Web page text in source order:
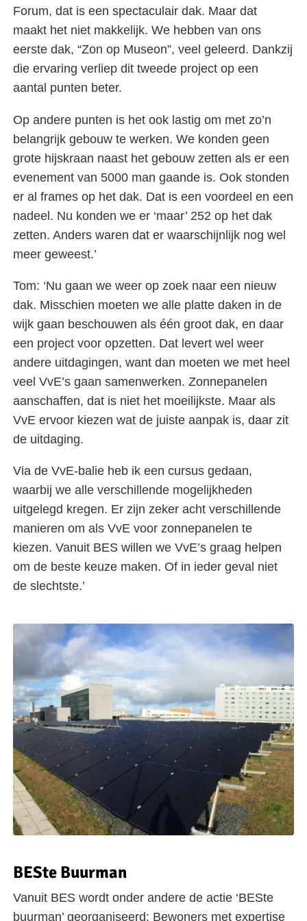
Forum, dat is een spectaculair dak. Maar dat
maakt het niet makkelijk. We hebben van ons
eerste dak, “Zon op Museon”, veel geleerd. Dankzij
die ervaring verliep dit tweede project op een
aantal punten beter.
Op andere punten is het ook lastig om met zo’n
belangrijk gebouw te werken. We konden geen
grote hijskraan naast het gebouw zetten als er een
evenement van 5000 man gaande is. Ook stonden
er al frames op het dak. Dat is een voordeel en een
nadeel. Nu konden we er ‘maar’ 252 op het dak
zetten. Anders waren dat er waarschijnlijk nog wel
meer geweest.’
Tom: ‘Nu gaan we weer op zoek naar een nieuw
dak. Misschien moeten we alle platte daken in de
wijk gaan beschouwen als één groot dak, en daar
een project voor opzetten. Dat levert wel weer
andere uitdagingen, want dan moeten we met heel
veel VvE’s gaan samenwerken. Zonnepanelen
aanschaffen, dat is niet het moeilijkste. Maar als
VvE ervoor kiezen wat de juiste aanpak is, daar zit
de uitdaging.
Via de VvE-balie heb ik een cursus gedaan,
waarbij we alle verschillende mogelijkheden
uitgelegd kregen. Er zijn zeker acht verschillende
manieren om als VvE voor zonnepanelen te
kiezen. Vanuit BES willen we VvE’s graag helpen
om de beste keuze maken. Of in ieder geval niet
de slechtste.’
BESte Buurman
Vanuit BES wordt onder andere de actie ‘BESte
buurman’ georganiseerd: Bewoners met expertise